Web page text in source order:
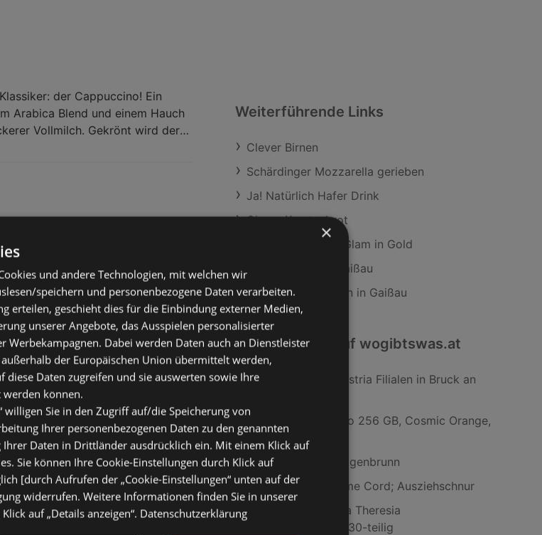
der Cappuccino! Ein
Arabica Blend und einem Hauch
Vollmilch. Gekrönt wird der
Geschmack durch die
240 ml Milchkaffee, bestehend
Vollmilchschaum (2 Kapseln
HAUSE: mit NESCAFÉ® Dolce
Genuss für zu Hause mit über
zu 15 bar Pumpendruck der
sorgen für die perfekte Crema,
und gleichbleibende
Mini Me Kapselmaschi
Grey/Schwarz
Me Kapselmaschine inkl. 48
Weiterführende Links
Clever Birnen
Schärdinger Mozzarella gerieben
Ja! Natürlich Hafer Drink
Clever Krustenbrot
CATRICE Nagelöl Glam in Gold
ADEG Filialen in Gaißau
SodaStream Filialen in Gaißau
Interessantes auf wogibtswas.at
JET Tankstellen Austria Filialen in Bruck an
Apple iPhone 17 Pro 256 GB, Cosmic Orange,
Dual SIM
BILLA Filialen in Hagenbrunn
Insta 360 Bullet Time Cord; Ausziehschnur
Kombiservice Maria Theresia
Weiß/Platinfarben, 30-teilig
×
und andere Technologien, mit welchen wir
speichern und personenbezogene Daten verarbeiten.
erteilen, geschieht dies für die Einbindung externer Medien,
unserer Angebote, das Ausspielen personalisierter
Werbekampagnen. Dabei werden Daten auch an Dienstleister
der Europäischen Union übermittelt werden,
diese Daten zugreifen und sie auswerten sowie Ihre
können.
willigen Sie in den Zugriff auf/die Speicherung von
Ihrer personenbezogenen Daten zu den genannten
Daten in Drittländer ausdrücklich ein. Mit einem Klick auf
Sie können Ihre Cookie-Einstellungen durch Klick auf
[durch Aufrufen der „Cookie-Einstellungen“ unten auf der
widerrufen. Weitere Informationen finden Sie in unserer
auf „Details anzeigen“. Datenschutzerklärung